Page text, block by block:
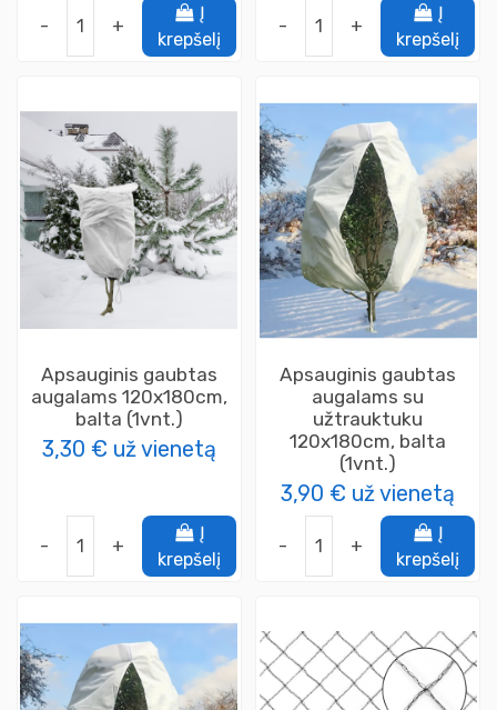
- +
Į
krepšelį
- +
Į
krepšelį
Apsauginis gaubtas
augalams 120x180cm,
balta (1vnt.)
3,30 € už vienetą
- +
Į
krepšelį
Apsauginis gaubtas
augalams su
užtrauktuku
120x180cm, balta
(1vnt.)
3,90 € už vienetą
- +
Į
krepšelį